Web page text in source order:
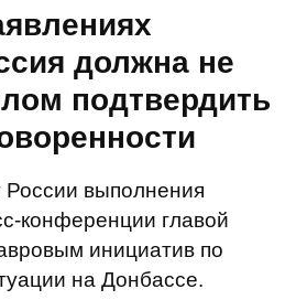
должна не
подтвердить
России выполнения
конференции главой
инициатив по
на Донбассе.